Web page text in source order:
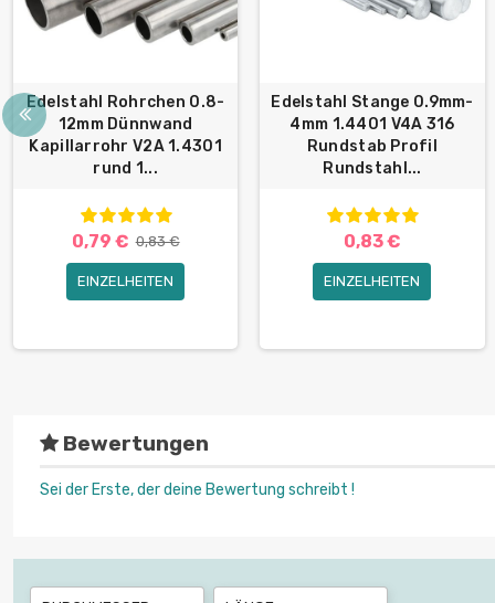
Edelstahl Rohrchen 0.8-
12mm Dünnwand
Kapillarrohr V2A 1.4301
rund 1...
0,79 € 0,83 €
EINZELHEITEN
Edelstahl Stange 0.9mm-
4mm 1.4401 V4A 316
Rundstab Profil
Rundstahl...
0,83 €
EINZELHEITEN
Bewertungen
Sei der Erste, der deine Bewertung schreibt !